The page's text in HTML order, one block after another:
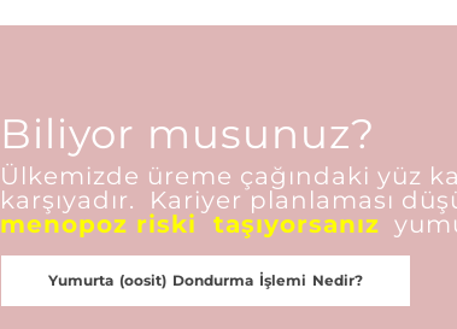
Biliyor musunuz?
Ülkemizde üreme çağındaki yüz
karşıyadır. Kariyer planlaması
menopoz riski taşıyorsanız
Yumurta (oosit) Dondurma İşlemi Nedir?